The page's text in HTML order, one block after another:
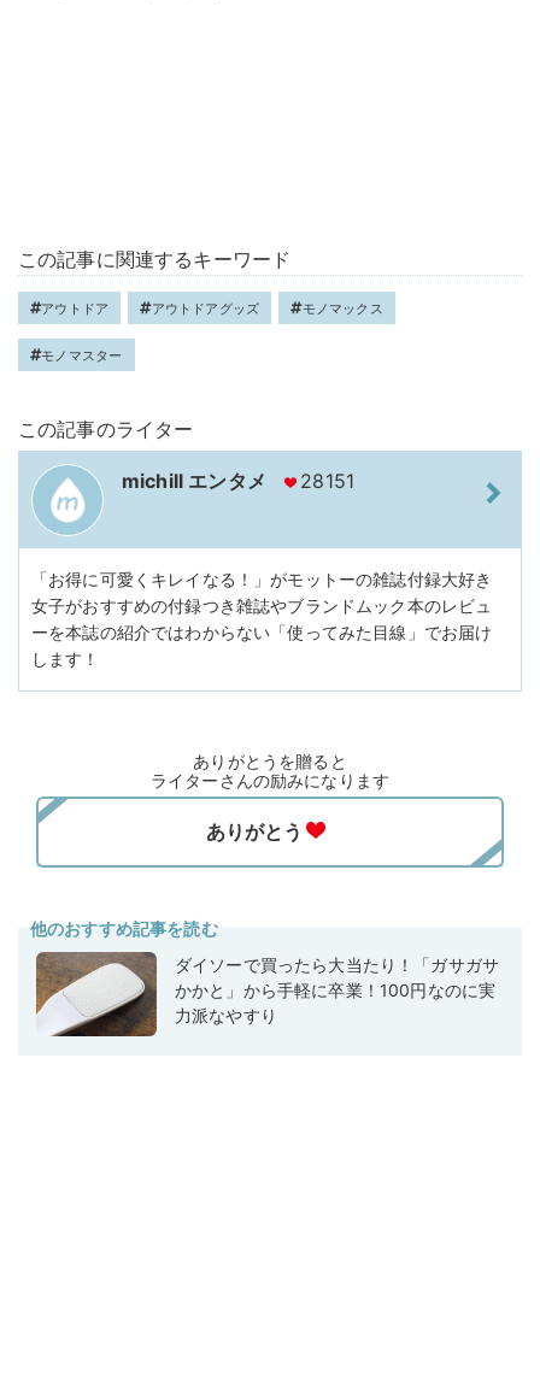
この記事に関連するキーワード
アウトドア アウトドアグッズ モノマックス
モノマスター
この記事のライター
michill エンタメ 28151
「お得に可愛くキレイなる！」がモットーの雑誌付録大好き
女子がおすすめの付録つき雑誌やブランドムック本のレビュ
ーを本誌の紹介ではわからない「使ってみた目線」でお届け
します！
ありがとうを贈ると
ライターさんの励みになります
他のおすすめ記事を読む
ダイソーで買ったら大当たり！「ガサガサ
かかと」から手軽に卒業！100円なのに実
力派なやすり